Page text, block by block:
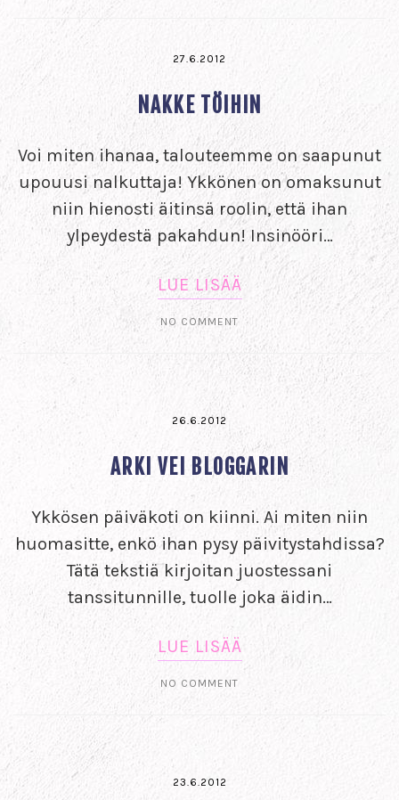
27.6.2012
NAKKE TÖIHIN
Voi miten ihanaa, talouteemme on saapunut
upouusi nalkuttaja! Ykkönen on omaksunut
niin hienosti äitinsä roolin, että ihan
ylpeydestä pakahdun! Insinööri…
LUE LISÄÄ
NO COMMENT
26.6.2012
ARKI VEI BLOGGARIN
Ykkösen päiväkoti on kiinni. Ai miten niin
huomasitte, enkö ihan pysy päivitystahdissa?
Tätä tekstiä kirjoitan juostessani
tanssitunnille, tuolle joka äidin…
LUE LISÄÄ
NO COMMENT
23.6.2012